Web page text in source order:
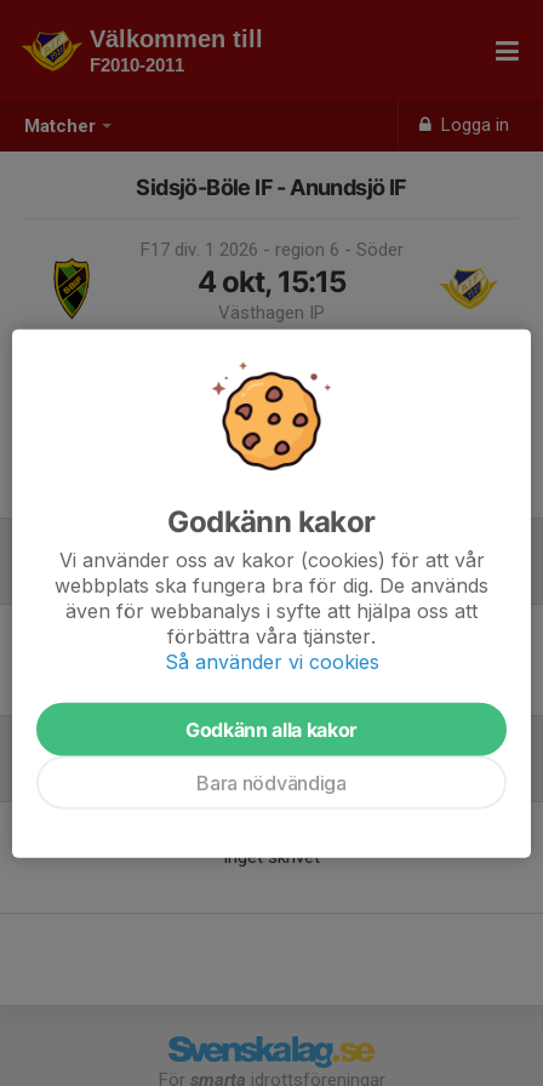
Matcher Logga in
Välkommen till
F2010-2011
Sidsjö-Böle IF - Anundsjö IF
F17 div. 1 2026 - region 6 - Söder
4 okt, 15:15
Västhagen IP
Samling 14:15
Endast kallade kan anmäla sig till aktiviteten. 19 personer är kallade.
Laguppställning
Ingen uppställning ifylld
Inget skrivet
För smarta idrottsföreningar
Godkänn kakor
Vi använder oss av kakor (cookies) för att vår
webbplats ska fungera bra för dig. De används
även för webbanalys i syfte att hjälpa oss att
förbättra våra tjänster.
Så använder vi cookies
Godkänn alla kakor
Bara nödvändiga